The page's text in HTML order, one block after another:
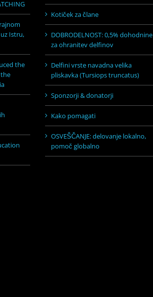
Istru,
the
Kotiček za člane
DOBRODELNOST: 0,5% dohodnine
za ohranitev delfinov
Delfini vrste navadna velika
pliskavka (Tursiops truncatus)
Sponzorji & donatorji
Kako pomagati
OSVEŠČANJE: delovanje lokalno,
pomoč globalno